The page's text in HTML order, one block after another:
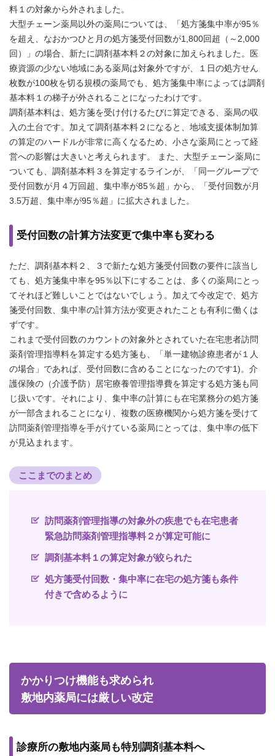
料１の対象から外されました。
大型チェーン薬局以外の薬局については、「処方箋集中率が95％
を超え、なおかつひと月の処方箋受付回数が1,800回超（～2,000
回）」の場合、新たに調剤基本料２の対象に加えられました。医
療資源の少ない地域にある薬局は対象外ですが、１日の処方せん
枚数が100枚を切る規模の薬局でも、処方箋集中率によっては調剤
基本料１の梯子が外されることになったわけです。
調剤基本料は、処方箋を受け付けるたびに算定できる、薬局の収
入の土台です。加えて調剤基本料２になると、地域支援体制加算
の算定のハードルが非常に高くなるため、小さな薬局にとって経
営への影響は大きいと考えられます。 また、大型チェーン薬局に
ついても、調剤基本料３を算定するラインが、「同一グループで
受付回数が月４万回超、集中率が85％超」から、「受付回数が月
3.5万超、集中率が95％超」に拡大されました。
受付回数の計算方法変更で集中率も変わる
ただ、調剤基本料２、３で新たな処方箋受付回数の要件に該当し
ても、処方箋集中率を95％以下にすることは、多くの薬局にとっ
てそれほど難しいことではないでしょう。加えて今改定で、処方
箋受付回数、集中率の計算方法が変更されたことも有利に働くは
ずです。
これまで受付回数のカウントの対象外とされていた在宅患者訪問
薬剤管理指導料を算定する処方箋も、「単一建物診療患者が１人
の場合」であれば、受付回数に含めることになったのです1)。介
護保険の（介護予防）居宅療養管理指導費を算定する処方箋も同
じ扱いです。それにより、集中率の計算にも在宅業務分の処方箋
が一部含まれることになり、複数の医療機関から処方箋を受けて
訪問薬剤管理指導を手がけている薬局にとっては、集中率の低下
が見込まれます。
ここまでのまとめ
訪問薬剤管理指導の対象外の疾患でも在宅患者
緊急訪問薬剤管理指導料２が算定可能に
調剤基本料１の算定対象が絞られた
処方箋受付回数・集中率に在宅の処方箋も条件
付きで含めるように
かかりつけ機能も求められ
敷地内薬局には厳しい改定
診療所の敷地内薬局も特別調剤基本料へ